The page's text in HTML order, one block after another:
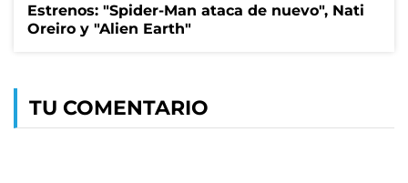
Estrenos: "Spider-Man ataca de nuevo", Nati
Oreiro y "Alien Earth"
TU COMENTARIO